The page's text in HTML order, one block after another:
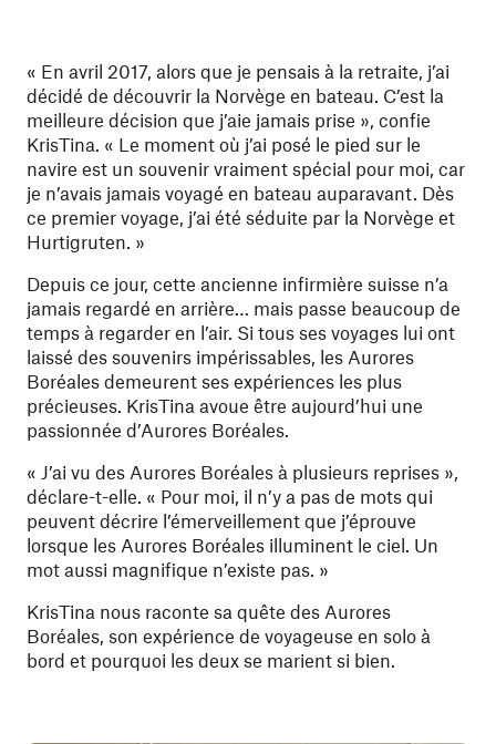
« En avril 2017, alors que je pensais à la retraite, j’ai
décidé de découvrir la Norvège en bateau. C’est la
meilleure décision que j’aie jamais prise », confie
KrisTina. « Le moment où j’ai posé le pied sur le
navire est un souvenir vraiment spécial pour moi, car
je n’avais jamais voyagé en bateau auparavant. Dès
ce premier voyage, j’ai été séduite par la Norvège et
Hurtigruten. »
Depuis ce jour, cette ancienne infirmière suisse n’a
jamais regardé en arrière… mais passe beaucoup de
temps à regarder en l’air. Si tous ses voyages lui ont
laissé des souvenirs impérissables, les Aurores
Boréales demeurent ses expériences les plus
précieuses. KrisTina avoue être aujourd’hui une
passionnée d’Aurores Boréales.
« J’ai vu des Aurores Boréales à plusieurs reprises »,
déclare-t-elle. « Pour moi, il n’y a pas de mots qui
peuvent décrire l’émerveillement que j’éprouve
lorsque les Aurores Boréales illuminent le ciel. Un
mot aussi magnifique n’existe pas. »
KrisTina nous raconte sa quête des Aurores
Boréales, son expérience de voyageuse en solo à
bord et pourquoi les deux se marient si bien.